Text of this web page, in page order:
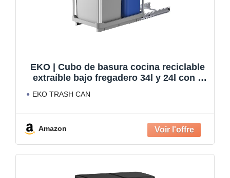
EKO | Cubo de basura cocina reciclable
extraíble bajo fregadero 34l y 24l con 2
suave, asa y anillo sujeta bolsa | diseño
EKO TRASH CAN
Amazon